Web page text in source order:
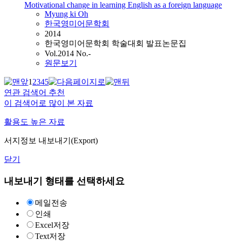
Motivational change in learning English as a foreign language
Myung ki Oh
한국영미어문학회
2014
한국영미어문학회 학술대회 발표논문집
Vol.2014 No.-
원문보기
12345
연관 검색어 추천
이 검색어로 많이 본 자료
활용도 높은 자료
서지정보 내보내기(Export)
닫기
내보내기 형태를 선택하세요
메일전송
인쇄
Excel저장
Text저장